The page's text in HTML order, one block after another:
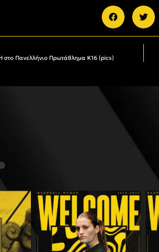
στο Πανελλήνιο Πρωτάθλημα Κ16 (pics)